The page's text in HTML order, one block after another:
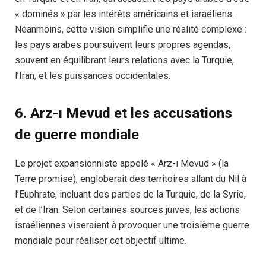
« dominés » par les intérêts américains et israéliens.
Néanmoins, cette vision simplifie une réalité complexe :
les pays arabes poursuivent leurs propres agendas,
souvent en équilibrant leurs relations avec la Turquie,
l’Iran, et les puissances occidentales.
6. Arz-ı Mevud et les accusations
de guerre mondiale
Le projet expansionniste appelé « Arz-ı Mevud » (la
Terre promise), engloberait des territoires allant du Nil à
l’Euphrate, incluant des parties de la Turquie, de la Syrie,
et de l’Iran. Selon certaines sources juives, les actions
israéliennes viseraient à provoquer une troisième guerre
mondiale pour réaliser cet objectif ultime.